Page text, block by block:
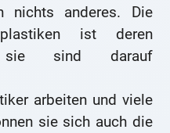
nichts anderes. Die
ist deren
sie sind darauf
arbeiten und viele
sie sich auch die